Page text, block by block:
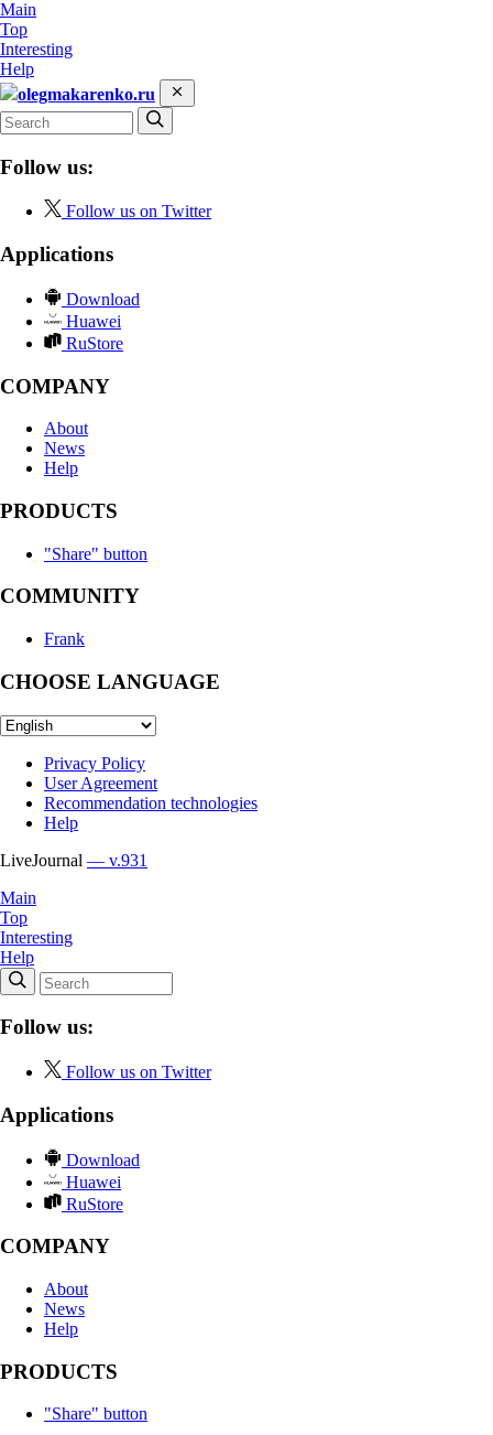
Main
Top
Interesting
Help
olegmakarenko.ru
Follow us:
Follow us on Twitter
Applications
Download
Huawei
RuStore
COMPANY
About
News
Help
PRODUCTS
"Share" button
COMMUNITY
Frank
CHOOSE LANGUAGE
Privacy Policy
User Agreement
Recommendation technologies
Help
LiveJournal — v.931
Main
Top
Interesting
Help
Follow us:
Follow us on Twitter
Applications
Download
Huawei
RuStore
COMPANY
About
News
Help
PRODUCTS
"Share" button